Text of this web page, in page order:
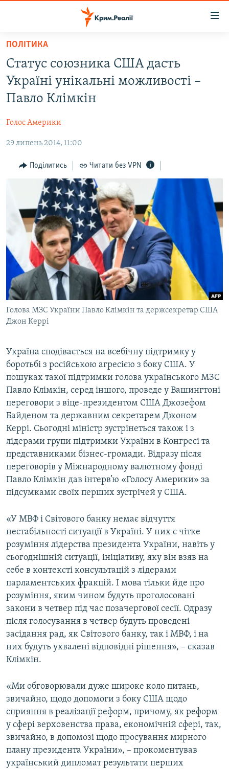
Перейти
основного
матеріалу
Перейти
до
основної
Перейти
пошуку
ВОДА.КРИМ
ВІДЕО ТА ФОТО
БЛОГИ
ПОГЛЯД
ІНТЕРВ'Ю
ВСЕ ЗА ДЕНЬ
СПЕЦПРОЕКТИ
ДЕПОРТАЦІЯ
ВІДЕОУРОКИ «ELIFBE»
СВІДЧЕННЯ ОКУПАЦІЇ
УКРАЇНСЬКА ПРОБЛЕМА КРИМУ
ІНФОГРАФІКА
ЯК ОБІЙТИ БЛОКУВАННЯ
Русский
Qırımtatar
ДОЛУЧАЙСЯ!
ПОЛІТИКА
Статус союзника США дасть
Україні унікальні можливості –
Павло Клімкін
Голос Америки
29 липень 2014, 11:00
Поділитись Читати без VPN
Голова МЗС України Павло Клімкін та держсекретар США
Джон Керрі
Україна сподівається на всебічну підтримку у
боротьбі з російською агресією з боку США. У
пошуках такої підтримки голова українського МЗС
Павло Клімкін, серед іншого, проведе у Вашингтоні
переговори з віце-президентом США Джозефом
Байденом та державним секретарем Джоном
Керрі. Сьогодні міністр зустрінеться також і з
лідерами групи підтримки України в Конгресі та
представниками бізнес-громади. Відразу після
переговорів у Міжнародному валютному фонді
Павло Клімкін дав інтерв’ю «Голосу Америки» за
підсумками своїх перших зустрічей у США.
«У МВФ і Світового банку немає відчуття
нестабільності ситуації в Україні. У них є чітке
розуміння лідерства президента України, навіть у
сьогоднішній ситуації, ініціативу, яку він взяв на
себе в контексті консультацій з лідерами
парламентських фракцій. І мова тільки йде про
розуміння, яким чином будуть проголосовані
закони в четвер під час позачергової сесії. Одразу
після голосування в четвер будуть проведені
засідання рад, як Світового банку, так і МВФ, і на
них будуть ухвалені відповідні рішення», – сказав
Клімкін.
«Ми обговорювали дуже широке коло питань,
звичайно, щодо допомоги з боку США щодо
сприяння в реалізації реформ, причому, як реформ
у сфері верховенства права, економічній сфері, так,
звичайно, в допомозі щодо просування мирного
плану президента України», – прокоментував
український дипломат результати перших